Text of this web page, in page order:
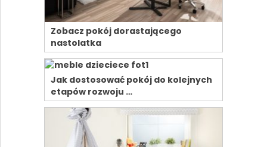
Zobacz pokój dorastającego
nastolatka
Jak dostosować pokój do kolejnych
etapów rozwoju …